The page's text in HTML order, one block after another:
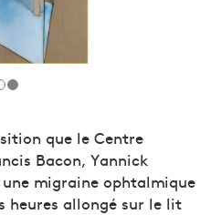
que le Centre
Bacon, Yannick
migraine ophtalmique
heures allongé sur le lit